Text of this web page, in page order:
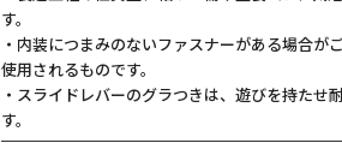
す。
・内装につまみのないファスナーがある場合が
使用されるものです。
・スライドレバーのグラつきは、遊びを持たせ
す。